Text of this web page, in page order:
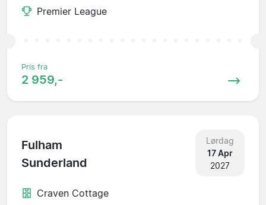
Premier League
Pris fra
2 959,-
Fulham
Sunderland
Lørdag
17 Apr
2027
Craven Cottage